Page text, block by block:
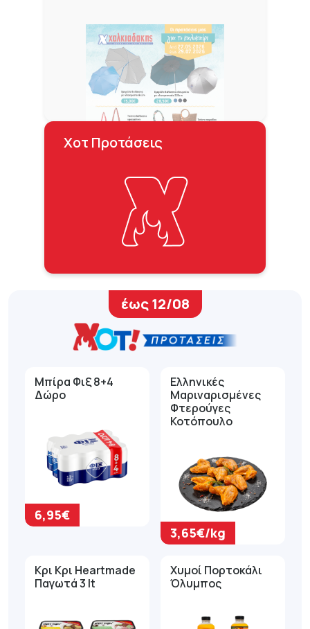
Χοτ Προτάσεις
έως 12/08
Μπίρα Φιξ 8+4
Δώρο
6,95€
Ελληνικές
Μαριναρισμένες
Φτερούγες
Κοτόπουλο
3,65€/kg
Κρι Κρι Heartmade
Παγωτά 3 lt
Χυμοί Πορτοκάλι
Όλυμπος